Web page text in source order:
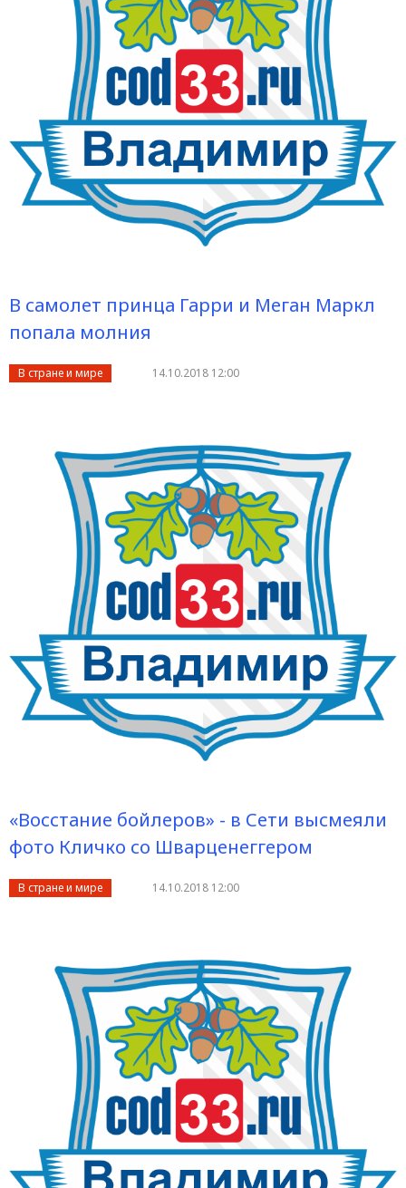
В самолет принца Гарри и Меган Маркл
попала молния
В стране и мире 14.10.2018 12:00
«Восстание бойлеров» - в Сети высмеяли
фото Кличко со Шварценеггером
В стране и мире 14.10.2018 12:00